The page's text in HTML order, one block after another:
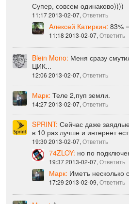
обеспечив 38% всех новых
Супер, совсем одинаково))))
11:17 2013-02-07,Ответить
Blein Mono:Меня сразу
14:27 2013-02-07,
SPRINT:Сейчас даже
в 10 раз лучше и интернет есть!
19:30 2013-02-07,Ответить
74ZLOY:
19:37 2013-02-07,Ответить